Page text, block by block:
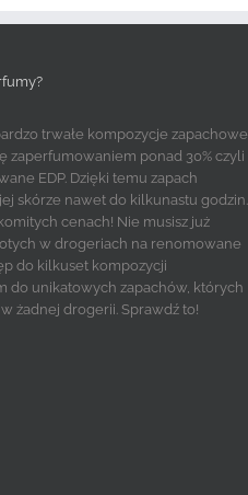
trwałe kompozycje zapachowe
zaperfumowaniem ponad 30% czyli
EDP. Dzięki temu zapach
skórze nawet do kilkunastu godzin.
cenach! Nie musisz już
w drogeriach na renomowane
do kilkuset kompozycji
do unikatowych zapachów, których
żadnej drogerii. Sprawdź to!